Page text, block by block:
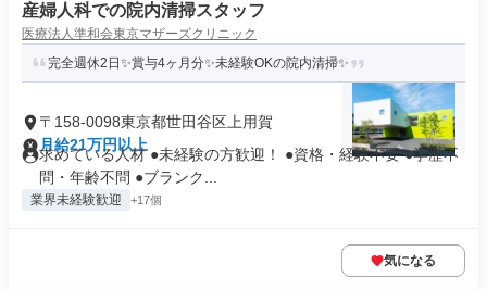
産婦人科での院内清掃スタッフ
医療法人準和会東京マザーズクリニック
完全週休2日✨賞与4ヶ月分✨未経験OKの院内清掃✨
〒158-0098東京都世田谷区上用賀
月給21万円以上
求めている人材 ●未経験の方歓迎！ ●資格・経験不要 ●学歴不
問・年齢不問 ●ブランク...
業界未経験歓迎 +17個
気になる